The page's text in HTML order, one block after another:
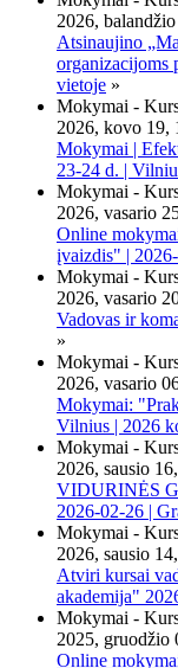
2026,
Atsinaujino
organizacijoms
vietoje »
Mokymai -
2026, kovo 19,
Mokymai |
23-24 d. |
Mokymai -
2026, vasario
Online
įvaizdis" |
Mokymai -
2026, vasario
Vadovas ir
»
Mokymai -
2026, vasario
Mokymai:
Vilnius | 2026
Mokymai -
2026, sausio
VIDURINĖS
2026-02-26 |
Mokymai -
2026, sausio
Atviri kursai
akademija"
Mokymai -
2025, gruodžio
Online